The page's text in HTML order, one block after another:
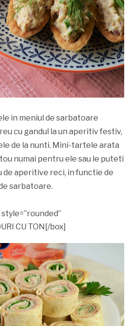
in meniul de sarbatoare
cu gandul la un aperitiv festiv,
de la nunti. Mini-tartele arata
numai pentru ele sau le puteti
de aperitive reci, in functie de
sarbatoare.
CU TON[/box]